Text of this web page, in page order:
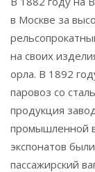
в Москве за
на своих
орла. В 1892
паровоз со
продукция
промышленной
экспонатов
пассажирский